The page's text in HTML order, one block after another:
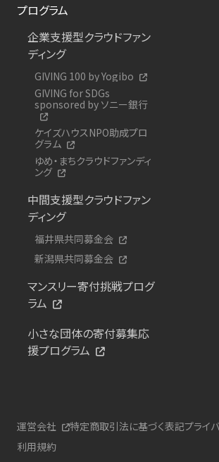
プログラム
企業支援型クラウドファン
ディング
GIVING 100 by Yogibo
GIVING for SDGs
sponsored by ソニー銀行
ケイズハウスNPO助成プロ
グラム
ゆめ・まちクラウドファンディ
ング
中間支援型クラウドファン
ディング
福井県共同募金会
新潟県共同募金会
マンスリー寄付挑戦プログ
ラム
小さな団体の寄付募集応
援プログラム
運営会社 特定商取引法に基づく表記プライ
利用規約